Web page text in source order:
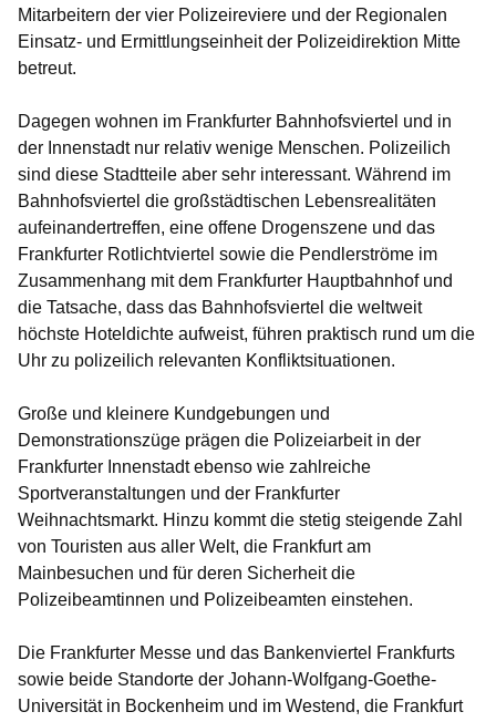
Mitarbeitern der vier Polizeireviere und der Regionalen
Einsatz- und Ermittlungseinheit der Polizeidirektion Mitte
betreut.
Dagegen wohnen im Frankfurter Bahnhofsviertel und in
der Innenstadt nur relativ wenige Menschen. Polizeilich
sind diese Stadtteile aber sehr interessant. Während im
Bahnhofsviertel die großstädtischen Lebensrealitäten
aufeinandertreffen, eine offene Drogenszene und das
Frankfurter Rotlichtviertel sowie die Pendlerströme im
Zusammenhang mit dem Frankfurter Hauptbahnhof und
die Tatsache, dass das Bahnhofsviertel die weltweit
höchste Hoteldichte aufweist, führen praktisch rund um die
Uhr zu polizeilich relevanten Konfliktsituationen.
Große und kleinere Kundgebungen und
Demonstrationszüge prägen die Polizeiarbeit in der
Frankfurter Innenstadt ebenso wie zahlreiche
Sportveranstaltungen und der Frankfurter
Weihnachtsmarkt. Hinzu kommt die stetig steigende Zahl
von Touristen aus aller Welt, die Frankfurt am
Mainbesuchen und für deren Sicherheit die
Polizeibeamtinnen und Polizeibeamten einstehen.
Die Frankfurter Messe und das Bankenviertel Frankfurts
sowie beide Standorte der Johann-Wolfgang-Goethe-
Universität in Bockenheim und im Westend, die Frankfurt